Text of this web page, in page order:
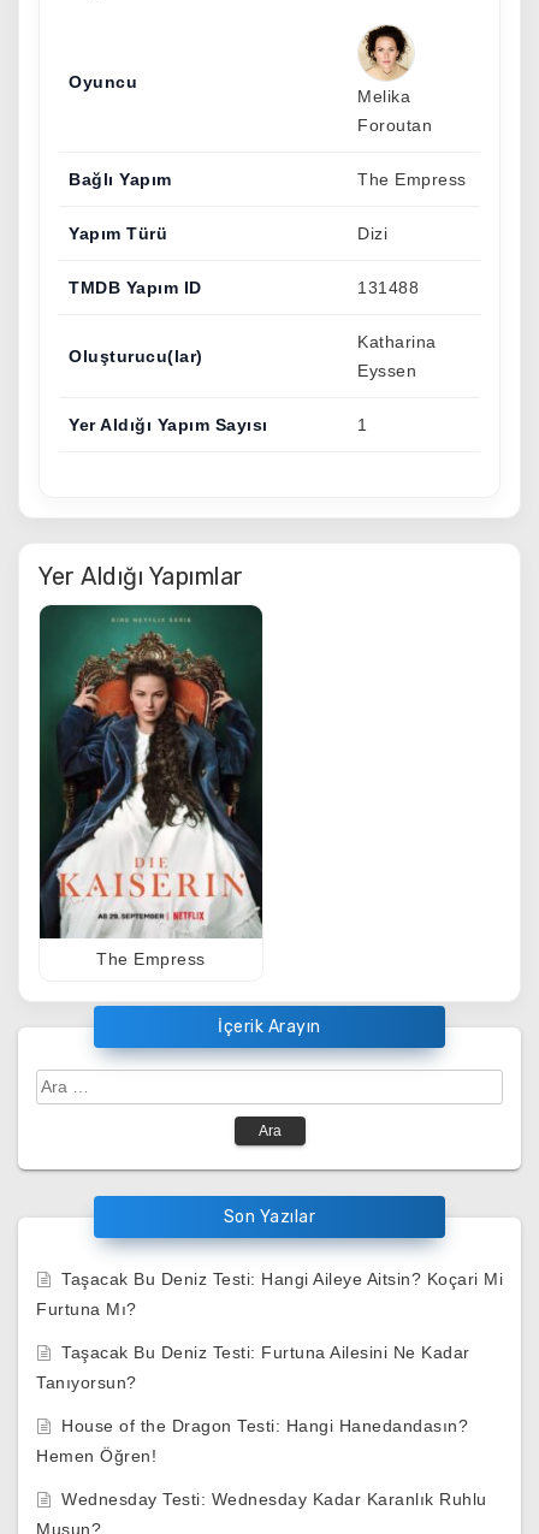
Oyuncu
Melika
Foroutan
Bağlı Yapım The Empress
Yapım Türü Dizi
TMDB Yapım ID 131488
Oluşturucu(lar)
Katharina
Eyssen
Yer Aldığı Yapım Sayısı 1
Yer Aldığı Yapımlar
The Empress
İçerik Arayın
Arama:
Son Yazılar
Taşacak Bu Deniz Testi: Hangi Aileye Aitsin? Koçari Mi
Furtuna Mı?
Taşacak Bu Deniz Testi: Furtuna Ailesini Ne Kadar
Tanıyorsun?
House of the Dragon Testi: Hangi Hanedandasın?
Hemen Öğren!
Wednesday Testi: Wednesday Kadar Karanlık Ruhlu
Musun?